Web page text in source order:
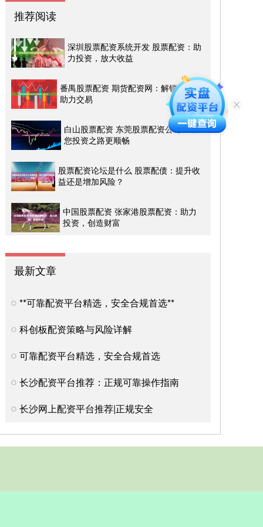
推荐阅读
深圳股票配资系统开发 股票配资：助
力投资，放大收益
番禺股票配资 期货配资网：解锁资金，
助力交易
白山股票配资 东莞股票配资公司：助
您投资之路更顺畅
股票配资论坛是什么 股票配债：提升收
益还是增加风险？
中国股票配资 张家港股票配资：助力
投资，创造财富
最新文章
**可靠配资平台精选，安全合规首选**
科创板配资策略与风险详解
可靠配资平台精选，安全合规首选
长沙配资平台推荐：正规可靠操作指南
长沙网上配资平台推荐|正规安全